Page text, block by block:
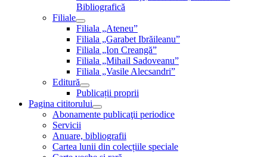
Bibliografică
Filiale
Filiala „Ateneu”
Filiala „Garabet Ibrăileanu”
Filiala „Ion Creangă”
Filiala „Mihail Sadoveanu”
Filiala „Vasile Alecsandri”
Editură
Publicații proprii
Pagina cititorului
Abonamente publicaţii periodice
Servicii
Anuare, bibliografii
Cartea lunii din colecțiile speciale